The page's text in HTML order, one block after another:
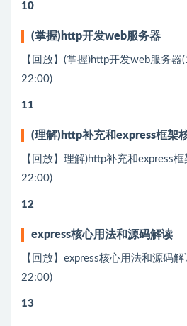
10
(掌握)http开发web服务器
【回放】(掌握)http开发web服务
22:00)
11
(理解)http补充和express框架
【回放】理解)http补充和express
22:00)
12
express核⼼⽤法和源码解读
【回放】express核⼼⽤法和源码
22:00)
13